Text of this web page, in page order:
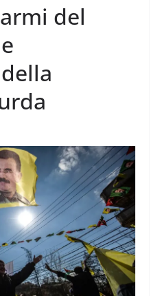
del